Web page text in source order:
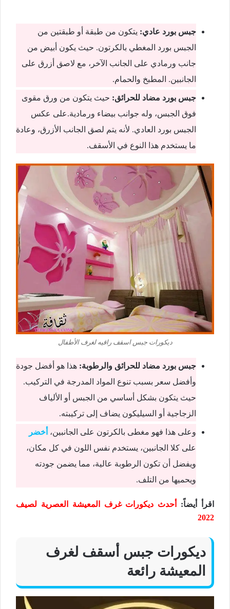
جبس بورد عادي: يتكون من طبقة أو طبقتين من
الجبس بورد المغطي بالكرتون. حيث يكون أبيض من
جانب ورمادي على الجانب الآخر، مع لاصق أزرق على
الجانبين. المطبخ والحمام.
جبس بورد مضاد للحرائق: حيث يتكون من ورق مقوى
فوق الجبس، وله جوانب بيضاء ورمادية.على عكس
الجبس بورد العادي. لأنه يتم لصق الجانب الأزرق، وعادة
ما يستخدم هذا النوع في الأسقف.
ديكورات جبس اسقف راقيه لغرف الأطفال
جبس بورد مضاد للحرائق والرطوبة: هذا هو أفضل جودة
وأفضل سعر بسبب تنوع المواد المدرجة في التركيب.
حيث يتكون بشكل أساسي من الجبس أو الألياف
الزجاجية أو السيليكون يضاف إلى تركيبته.
وعلى هذا فهو مغطى بالكرتون على الجانبين، أخضر
على كلا الجانبين، يستخدم نفس اللون في كل مكان،
ويفضل أن تكون الرطوبة عالية، مما يضمن جودته
ويحميها من التلف.
اقرأ أيضاً:
أحدث ديكورات غرف المعيشة العصرية لصيف
2022
ديكورات جبس أسقف لغرف
المعيشة رائعة